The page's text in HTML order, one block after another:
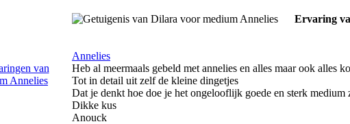
Ervaring
Annelies
Heb al meermaals gebeld met annelies en alles maar ook alles
Tot in detail uit zelf de kleine dingetjes
Dat je denkt hoe doe je het ongelooflijk goede en sterk medium
Dikke kus
Anouck